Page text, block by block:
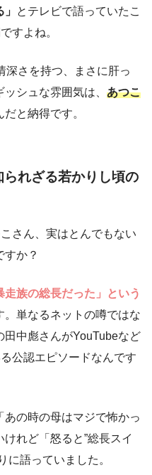
とテレビで語っていたこ
すよね。
深さを持つ、まさに肝っ
シュな雰囲気は、 あつこ
だと納得です。
れざる若かりし頃の
さん、実はとんでもない
すか？
走族の総長だった」という
。単なるネットの噂ではな
田中彪さんがYouTubeなど
公認エピソードなんです
の時の母はマジで怖かっ
れど「怒ると”総長スイ
に語っていました。